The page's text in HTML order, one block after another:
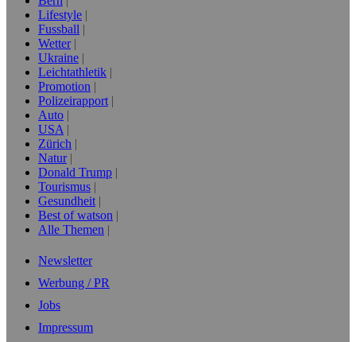
Lifestyle
Fussball
Wetter
Ukraine
Leichtathletik
Promotion
Polizeirapport
Auto
USA
Zürich
Natur
Donald Trump
Tourismus
Gesundheit
Best of watson
Alle Themen
Newsletter
Werbung / PR
Jobs
Impressum